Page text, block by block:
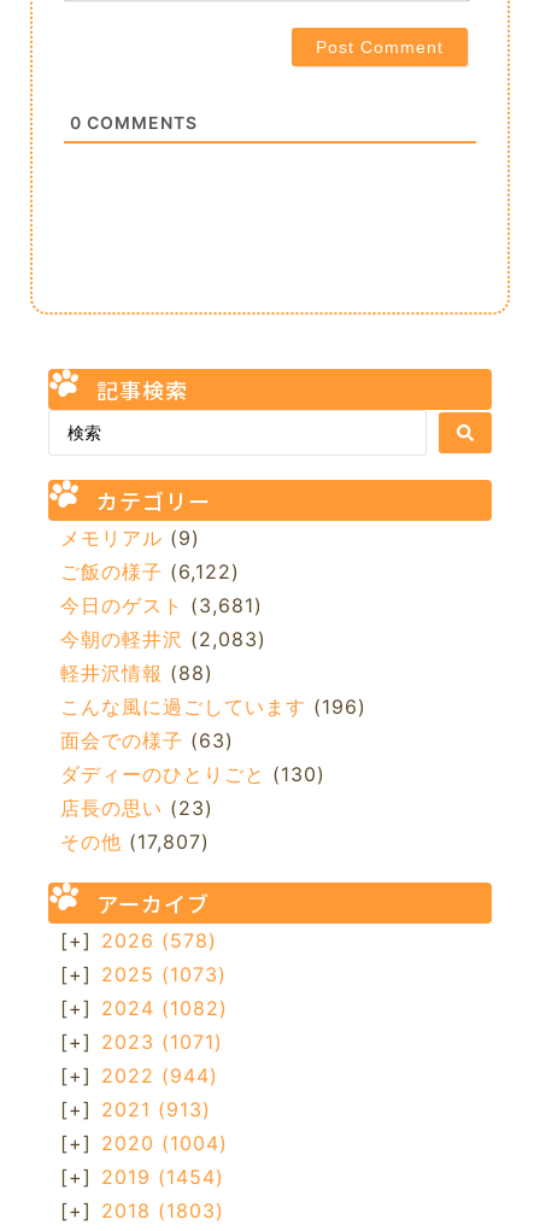
0 COMMENTS
記事検索
カテゴリー
メモリアル (9)
ご飯の様子 (6,122)
今日のゲスト (3,681)
今朝の軽井沢 (2,083)
軽井沢情報 (88)
こんな風に過ごしています (196)
面会での様子 (63)
ダディーのひとりごと (130)
店長の思い (23)
その他 (17,807)
アーカイブ
[+] 2026 (578)
[+] 2025 (1073)
[+] 2024 (1082)
[+] 2023 (1071)
[+] 2022 (944)
[+] 2021 (913)
[+] 2020 (1004)
[+] 2019 (1454)
[+] 2018 (1803)